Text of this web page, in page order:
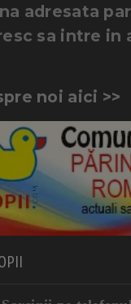
adresata
sa intre in
noi aici >>